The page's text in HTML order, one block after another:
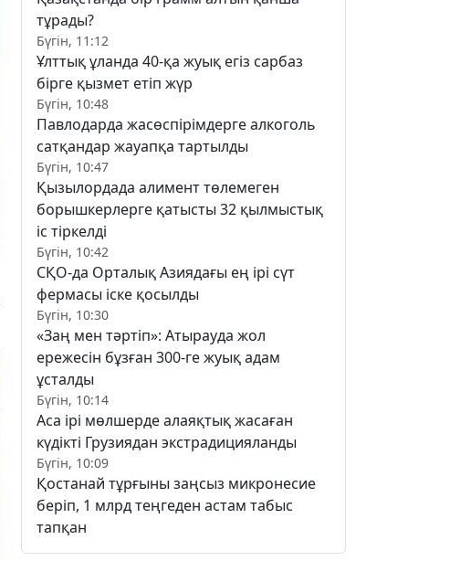
тұрады?
Бүгін, 11:12
Ұлттық ұланда 40-қа жуық егіз сарбаз
бірге қызмет етіп жүр
Бүгін, 10:48
Павлодарда жасөспірімдерге алкоголь
сатқандар жауапқа тартылды
Бүгін, 10:47
Қызылордада алимент төлемеген
борышкерлерге қатысты 32 қылмыстық
іс тіркелді
Бүгін, 10:42
СҚО-да Орталық Азиядағы ең ірі сүт
фермасы іске қосылды
Бүгін, 10:30
«Заң мен тәртіп»: Атырауда жол
ережесін бұзған 300-ге жуық адам
ұсталды
Бүгін, 10:14
Аса ірі мөлшерде алаяқтық жасаған
күдікті Грузиядан экстрадицияланды
Бүгін, 10:09
Қостанай тұрғыны заңсыз микронесие
беріп, 1 млрд теңгеден астам табыс
тапқан